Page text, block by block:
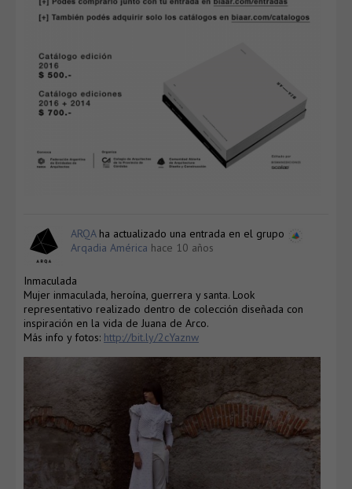
ARQAha actualizado una entrada en el grupo
Arqadia América hace 10 años
Inmaculada
Mujer inmaculada, heroína, guerrera y santa. Look
representativo realizado dentro de colección diseñada con
inspiración en la vida de Juana de Arco.
Más info y fotos: http://bit.ly/2cYaznw